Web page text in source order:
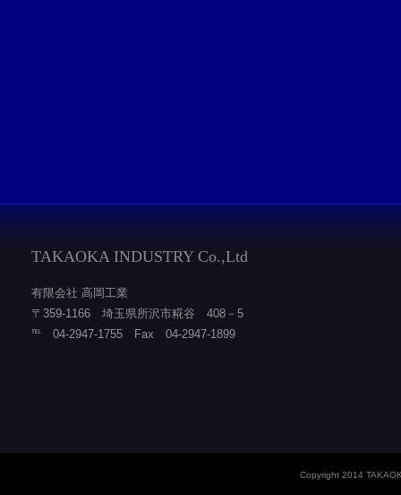
TAKAOKA INDUSTRY Co.,Ltd
有限会社 高岡工業
〒359-1166 埼玉県所沢市糀谷 408－5
℡ 04‐2947‐1755 Fax 04‐2947‐1899
Copyright 2014